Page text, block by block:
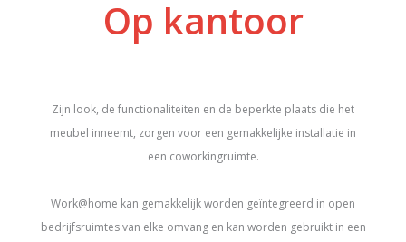
Op kantoor
Zijn look, de functionaliteiten en de beperkte plaats die het
meubel inneemt, zorgen voor een gemakkelijke installatie in
een coworkingruimte.
Work@home kan gemakkelijk worden geïntegreerd in open
bedrijfsruimtes van elke omvang en kan worden gebruikt in een